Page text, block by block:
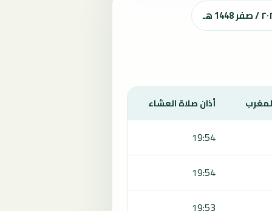
أذان صلاة العشاء
19:54
19:54